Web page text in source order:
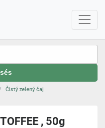
Čistý zelený čaj
, 50g